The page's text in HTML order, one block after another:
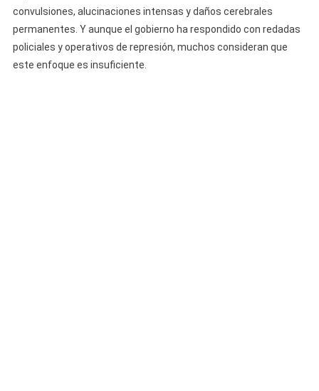
convulsiones, alucinaciones intensas y daños cerebrales
permanentes. Y aunque el gobierno ha respondido con redadas
policiales y operativos de represión, muchos consideran que
este enfoque es insuficiente.